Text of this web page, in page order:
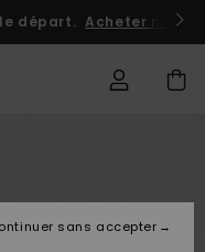
départ. Acheter
sans accepter